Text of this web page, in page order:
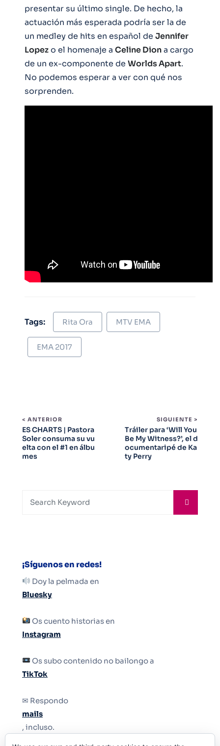
presentar su último single. De hecho, la
actuación más esperada podría ser la de
un medley de hits en español de Jennifer
Lopezo el homenaje a Celine Diona cargo
de un ex-componente de Worlds Apart.
No podemos esperar a ver con qué nos
sorprenden.
Tags: Rita Ora MTV EMA
EMA 2017
< ANTERIOR
ES CHARTS | Pastora
Soler consuma su vu
elta con el #1 en álbu
mes
SIGUIENTE >
Tráiler para ‘Will You
Be My Witness?’, el d
ocumentaripé de Ka
ty Perry
¡Síguenos en redes!
Doy la pelmada en
Bluesky
Os cuento historias en
Instagram
Os subo contenido no bailongo a
TikTok
✉ Respondo
mails
, incluso.